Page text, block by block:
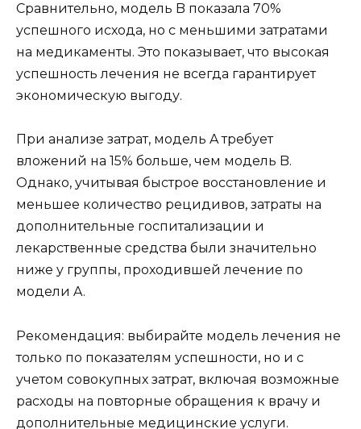
Сравнительно, модель B показала 70%
успешного исхода, но с меньшими затратами
на медикаменты. Это показывает, что высокая
успешность лечения не всегда гарантирует
экономическую выгоду.
При анализе затрат, модель A требует
вложений на 15% больше, чем модель B.
Однако, учитывая быстрое восстановление и
меньшее количество рецидивов, затраты на
дополнительные госпитализации и
лекарственные средства были значительно
ниже у группы, проходившей лечение по
модели A.
Рекомендация: выбирайте модель лечения не
только по показателям успешности, но и с
учетом совокупных затрат, включая возможные
расходы на повторные обращения к врачу и
дополнительные медицинские услуги.